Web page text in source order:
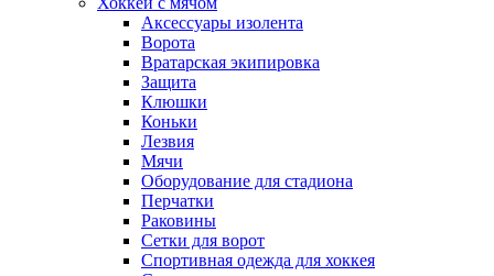
Аксессуары изолента
Ворота
Вратарская экипировка
Защита
Клюшки
Коньки
Лезвия
Мячи
Оборудование для стадиона
Перчатки
Раковины
Сетки для ворот
Спортивная одежда для хоккея